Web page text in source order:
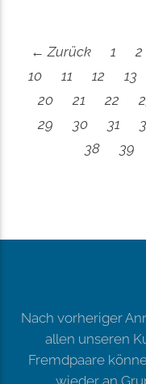
← Zurück 1 2
10
11 12 13
20
21 22
29
30 31
38
39
Nach vorheriger
allen unseren
Fremdpaare
wieder an